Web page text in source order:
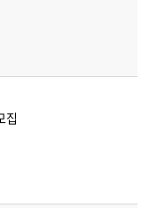
집